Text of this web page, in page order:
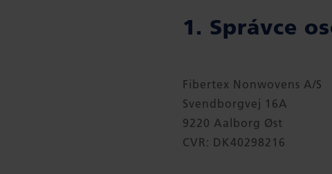
1. Správce
Fibertex Nonwovens A/S
Svendborgvej 16A
9220 Aalborg Øst
CVR: DK40298216